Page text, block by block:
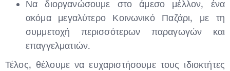
Να διοργανώσουμε στο άμεσο μέλλον, ένα
ακόμα μεγαλύτερο Κοινωνικό Παζάρι, με τη
συμμετοχή περισσότερων παραγωγών και
επαγγελματιών.
Τέλος, θέλουμε να ευχαριστήσουμε τους ιδιοκτήτες